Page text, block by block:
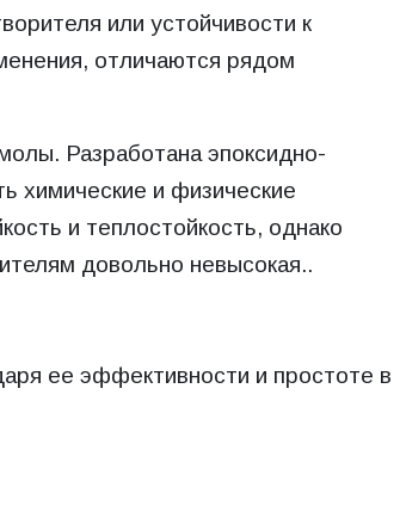
или устойчивости к
отличаются рядом
Разработана эпоксидно-
химические и физические
и теплостойкость, однако
довольно невысокая..
ее эффективности и простоте в